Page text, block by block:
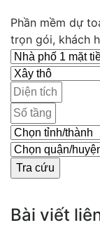
Phần mềm dự
trọn gói, khách
Bài viết